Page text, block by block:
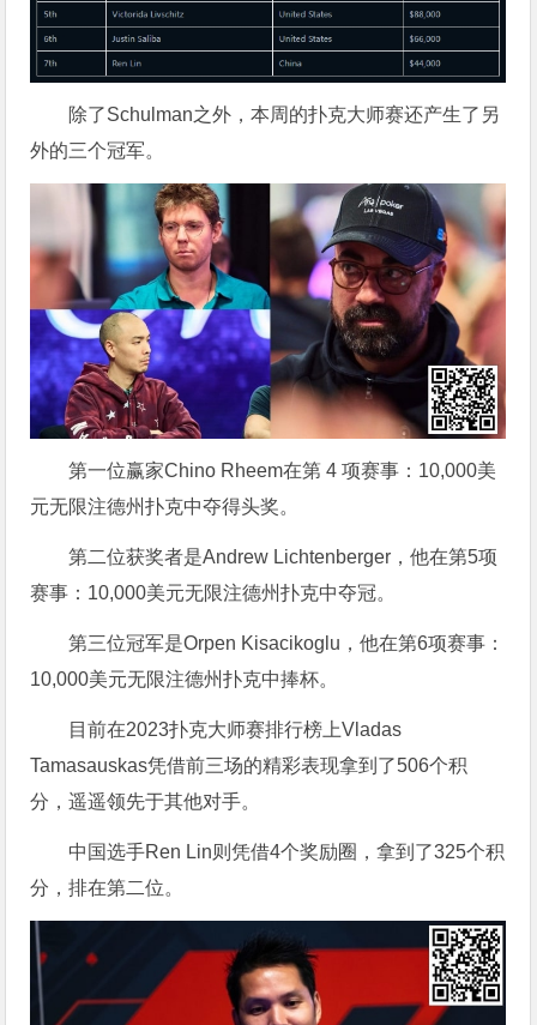
除了Schulman之外，本周的扑克大师赛还产生了另
外的三个冠军。
第一位赢家Chino Rheem在第 4 项赛事：10,000美
元无限注德州扑克中夺得头奖。
第二位获奖者是Andrew Lichtenberger，他在第5项
赛事：10,000美元无限注德州扑克中夺冠。
第三位冠军是Orpen Kisacikoglu，他在第6项赛事：
10,000美元无限注德州扑克中捧杯。
目前在2023扑克大师赛排行榜上Vladas
Tamasauskas凭借前三场的精彩表现拿到了506个积
分，遥遥领先于其他对手。
中国选手Ren Lin则凭借4个奖励圈，拿到了325个积
分，排在第二位。